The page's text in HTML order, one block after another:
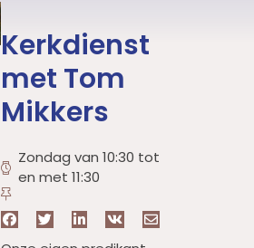
Kerkdienst
met Tom
Mikkers
Zondag van 10:30 tot
en met 11:30